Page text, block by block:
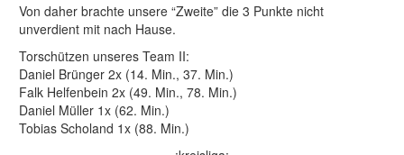
Von daher brachte unsere “Zweite” die 3 Punkte nicht
unverdient mit nach Hause.
Torschützen unseres Team II:
Daniel Brünger 2x (14. Min., 37. Min.)
Falk Helfenbein 2x (49. Min., 78. Min.)
Daniel Müller 1x (62. Min.)
Tobias Scholand 1x (88. Min.)